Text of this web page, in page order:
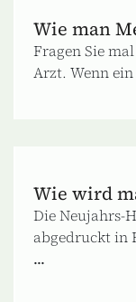
Wie man
Fragen Sie
Arzt. Wenn
Wie wird
Die Neujahrs-
abgedruckt in
...